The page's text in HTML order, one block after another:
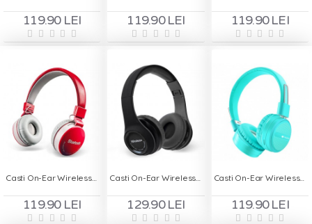
119.90 LEI 119.90 LEI 119.90 LEI
Casti On-Ear Wireless cu Handsfree MS - 881A - Rosu
119.90 LEI
Casti On-Ear Wireless cu Handsfree MS - 991A - Negru
129.90 LEI
Casti On-Ear Wireless Stereo pliabile - Deepbass R7 Turcoaz
119.90 LEI